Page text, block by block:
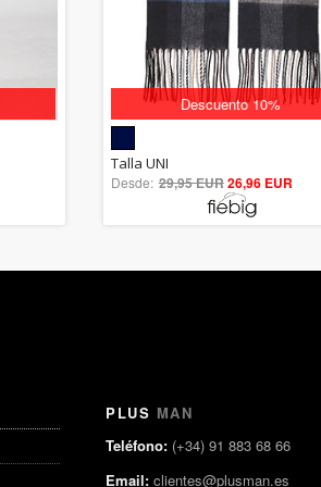
Descuento 10%
out of 5
Talla UNI
Desde: 29,95 EUR26,96 EUR
PLUS MAN
Teléfono: (+34) 91 883 68 66
Email: clientes@plusman.es